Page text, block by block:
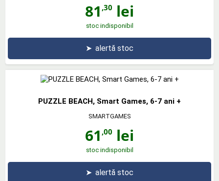
81 ,30 lei
stoc indisponibil
➤ alertă stoc
PUZZLE BEACH, Smart Games, 6-7 ani +
SMARTGAMES
61 ,00 lei
stoc indisponibil
➤ alertă stoc